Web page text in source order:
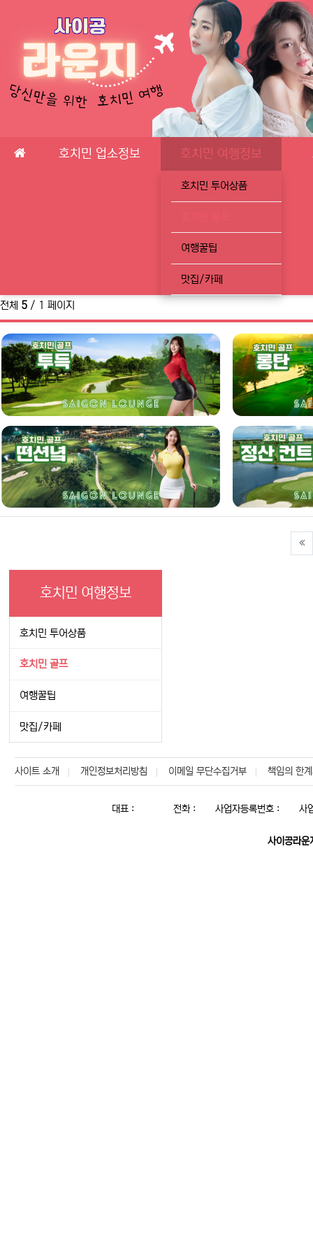
메인 메뉴호치민 업소정보 호치민 여행정보
호치민 투어상품
여행꿀팁
맛집/카페
전체 5 / 1 페이지
호치민 여행정보
호치민 투어상품
호치민 골프
여행꿀팁
맛집/카페
사이트 소개 개인정보처리방침 이메일 무단수집거부 책임의 한
대표 : 전화 : 사업자등록번호 : 사
사이공라